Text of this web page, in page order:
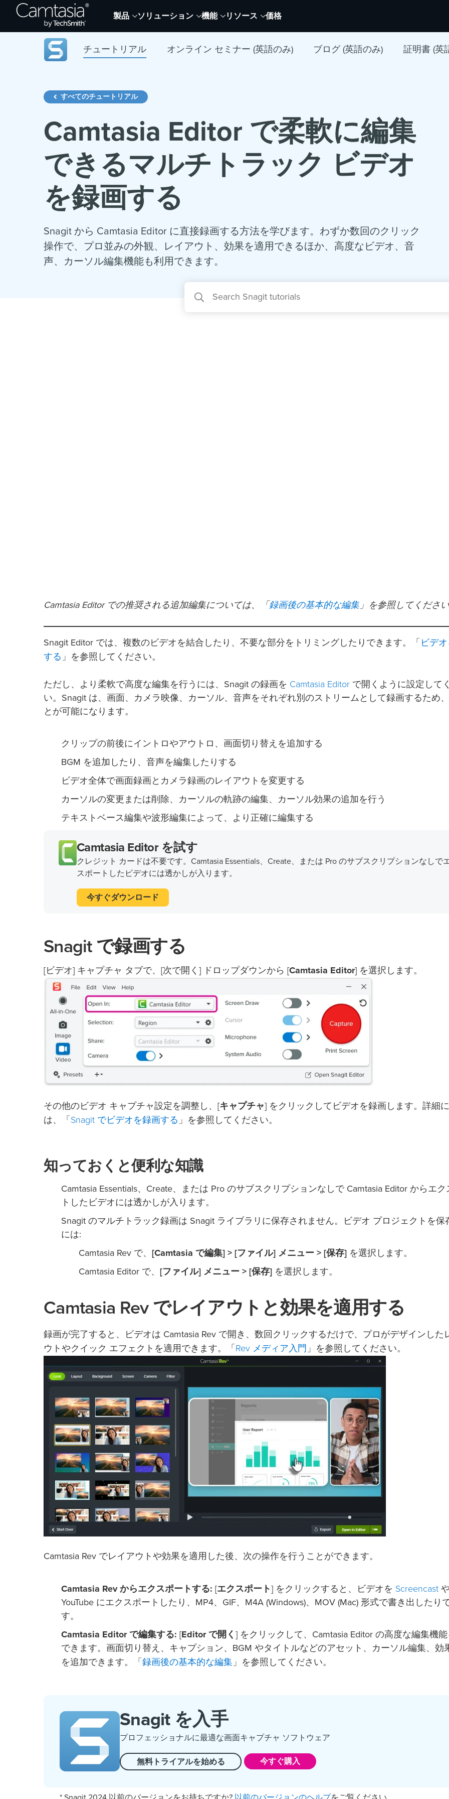
製品 ソリューション 機能 リソース 価格
チュートリアル オンライン セミナー (英語のみ) ブログ (英語のみ) 証明書 (英
すべてのチュートリアル
Camtasia Editor で柔軟に編集
できるマルチトラック ビデオ
を録画する
Snagit から Camtasia Editor に直接録画する方法を学びます。わずか数回のクリック
操作で、プロ並みの外観、レイアウト、効果を適用できるほか、高度なビデオ、音
声、カーソル編集機能も利用できます。
Camtasia Editor での推奨される追加編集については、「録画後の基本的な編集 」を参照してくださ
Snagit Editor では、複数のビデオを結合したり、不要な部分をトリミングしたりできます。「 ビデ
する 」を参照してください。
ただし、より柔軟で高度な編集を行うには、Snagit の録画を Camtasia Editor で開くように設定して
い。Snagit は、画面、カメラ映像、カーソル、音声をそれぞれ別のストリームとして録画するため
とが可能になります。
クリップの前後にイントロやアウトロ、画面切り替えを追加する
BGM を追加したり、音声を編集したりする
ビデオ全体で画面録画とカメラ録画のレイアウトを変更する
カーソルの変更または削除、カーソルの軌跡の編集、カーソル効果の追加を行う
テキストベース編集や波形編集によって、より正確に編集する
Camtasia Editor を試す
クレジット カードは不要です。Camtasia Essentials、Create、または Pro のサブスクリプションなしで
スポートしたビデオには透かしが入ります。
今すぐダウンロード
Snagit で録画する
[ビデオ] キャプチャ タブで、[次で開く] ドロップダウンから [ Camtasia Editor] を選択します。
その他のビデオ キャプチャ設定を調整し、[ キャプチャ
] をクリックしてビデオを録画します。詳細
は、「 Snagit でビデオを録画する 」を参照してください。
知っておくと便利な知識
Camtasia Essentials、Create、または Pro のサブスクリプションなしで Camtasia Editor からエク
トしたビデオには透かしが入ります。
Snagit のマルチトラック録画は Snagit ライブラリに保存されません。ビデオ プロジェクトを保
には:
Camtasia Rev で、 [Camtasia で編集] > [ファイル] メニュー > [保存] を選択します。
Camtasia Editor で、 [ファイル] メニュー > [保存] を選択します。
Camtasia Rev でレイアウトと効果を適用する
録画が完了すると、ビデオは Camtasia Rev で開き、数回クリックするだけで、プロがデザインした
ウトやクイック エフェクトを適用できます。「 Rev メディア入門 」を参照してください。
Camtasia Rev でレイアウトや効果を適用した後、次の操作を行うことができます。
Camtasia Rev からエクスポートする: エクスポート ] をクリックすると、ビデオを Screencast
YouTube にエクスポートしたり、MP4、GIF、M4A (Windows)、MOV (Mac) 形式で書き出したり
す。
Camtasia Editor で編集する: Editor で開く
] をクリックして、Camtasia Editor の高度な編集機
できます。画面切り替え、キャプション、BGM やタイトルなどのアセット、カーソル編集、効
を追加できます。「 録画後の基本的な編集 」を参照してください。
Snagit を入手
プロフェッショナルに最適な画面キャプチャ ソフトウェア
無料トライアルを始める 今すぐ購入